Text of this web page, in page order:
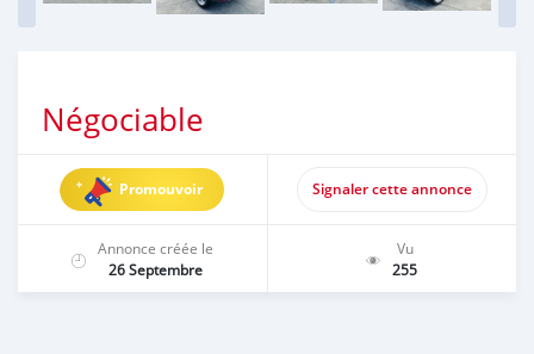
Négociable
Promouvoir Signaler cette annonce
Annonce créée le
26 Septembre
Vu
255